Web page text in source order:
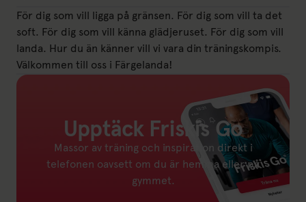
För dig som vill ligga på gränsen. För dig som vill ta det
soft. För dig som vill känna glädjeruset. För dig som vill
landa. Hur du än känner vill vi vara din träningskompis.
Välkommen till oss i Färgelanda!
Upptäck Friskis Go
Massor av träning och inspiration direkt i
telefonen oavsett om du är hemma eller på
gymmet.